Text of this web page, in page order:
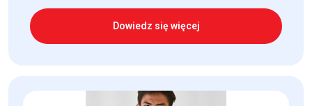
Dowiedz się więcej